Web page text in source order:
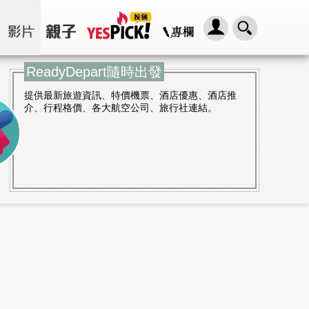
ReadyDepart隨時出發
提供最新旅遊資訊、特價機票、酒店優惠、酒店推
介、行程格價、各大航空公司、旅行社連結。